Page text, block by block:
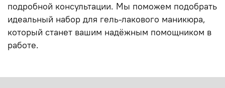
подробной консультации. Мы поможем подобрать
идеальный набор для гель-лакового маникюра,
который станет вашим надёжным помощником в
работе.